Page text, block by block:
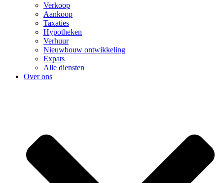
Verkoop
Aankoop
Taxaties
Hypotheken
Verhuur
Nieuwbouw ontwikkeling
Expats
Alle diensten
Over ons